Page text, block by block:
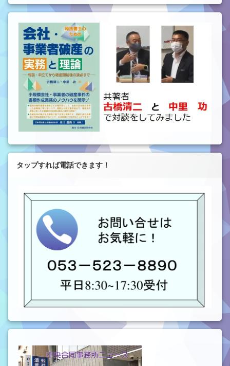
タップすれば電話できます！